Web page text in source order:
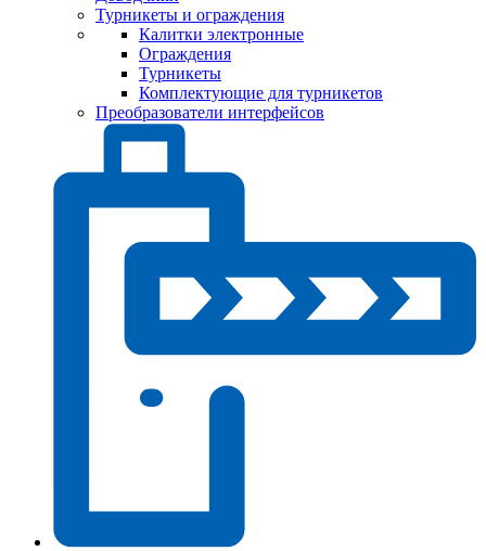
Турникеты и ограждения
Калитки электронные
Ограждения
Турникеты
Комплектующие для турникетов
Преобразователи интерфейсов